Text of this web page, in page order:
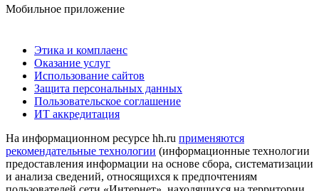
Мобильное приложение
Этика и комплаенс
Оказание услуг
Использование сайтов
Защита персональных данных
Пользовательское соглашение
ИТ аккредитация
На информационном ресурсе hh.ru применяются
рекомендательные технологии (информационные технологии
предоставления информации на основе сбора, систематизации
и анализа сведений, относящихся к предпочтениям